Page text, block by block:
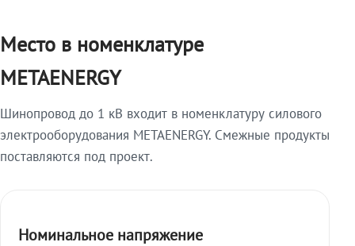
Место в номенклатуре
METAENERGY
Шинопровод до 1 кВ входит в номенклатуру силового
электрооборудования METAENERGY. Смежные продукты
поставляются под проект.
Номинальное напряжение